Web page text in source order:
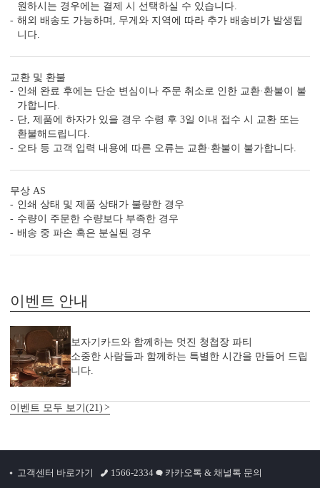
주차 안내, 입구 위치까지 안내하세요.
인쇄 품질도 지켜드립니다.
꼭 확인해 보세요.
7. 모바일 청첩장, 스티커, 식권, 식전 영상 무료
단품 가격만 보지 말고, 필수 추가 옵션까지 포함한
최종 가격으로 비교해 보세요.
JEINA112의 제작 공법을 확인하세요.
원하시는 경우에는 결제 시 선택하실 수 있습니다.
해외 배송도 가능하며, 무게와 지역에 따라 추가 배송비가 발생됩
니다.
교환 및 환불
인쇄 완료 후에는 단순 변심이나 주문 취소로 인한 교환·환불이 불
가합니다.
단, 제품에 하자가 있을 경우 수령 후 3일 이내 접수 시 교환 또는
환불해드립니다.
오타 등 고객 입력 내용에 따른 오류는 교환·환불이 불가합니다.
무상 AS
인쇄 상태 및 제품 상태가 불량한 경우
수량이 주문한 수량보다 부족한 경우
배송 중 파손 혹은 분실된 경우
이벤트 안내
보자기카드와 함께하는 멋진 청첩장 파티
소중한 사람들과 함께하는 특별한 시간을 만들어 드립
니다.
이벤트 모두 보기(21)
고객센터 바로가기 1566-2334 카카오톡 & 채널톡 문의